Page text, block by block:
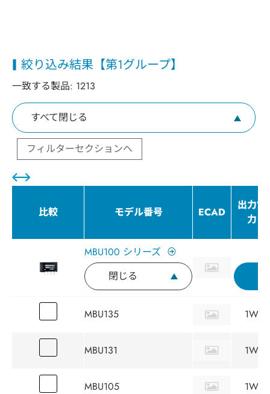
絞り込み結果【第1グループ】
一致する製品: 1213
すべて閉じる
フィルターセクションへ
比較 モデル番号 ECAD
出力電
力
MBU100 シリーズ
閉じる
MBU135 1W
MBU131 1W
MBU105 1W